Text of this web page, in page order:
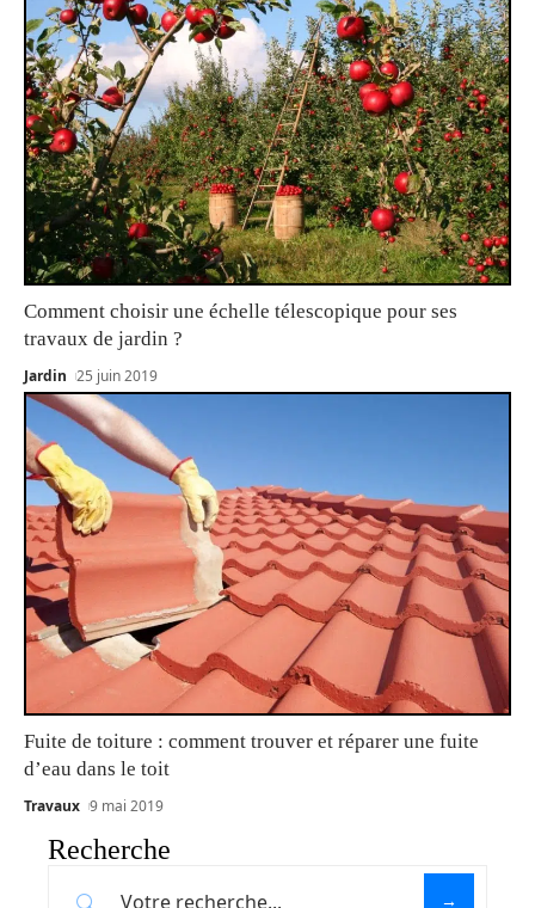
Comment choisir une échelle télescopique pour ses
travaux de jardin ?
Jardin 25 juin 2019
Fuite de toiture : comment trouver et réparer une fuite
d’eau dans le toit
Travaux 9 mai 2019
Recherche